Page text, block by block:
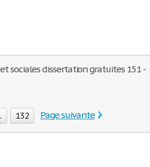
sociales dissertation gratuites 151 -
132 Page suivante